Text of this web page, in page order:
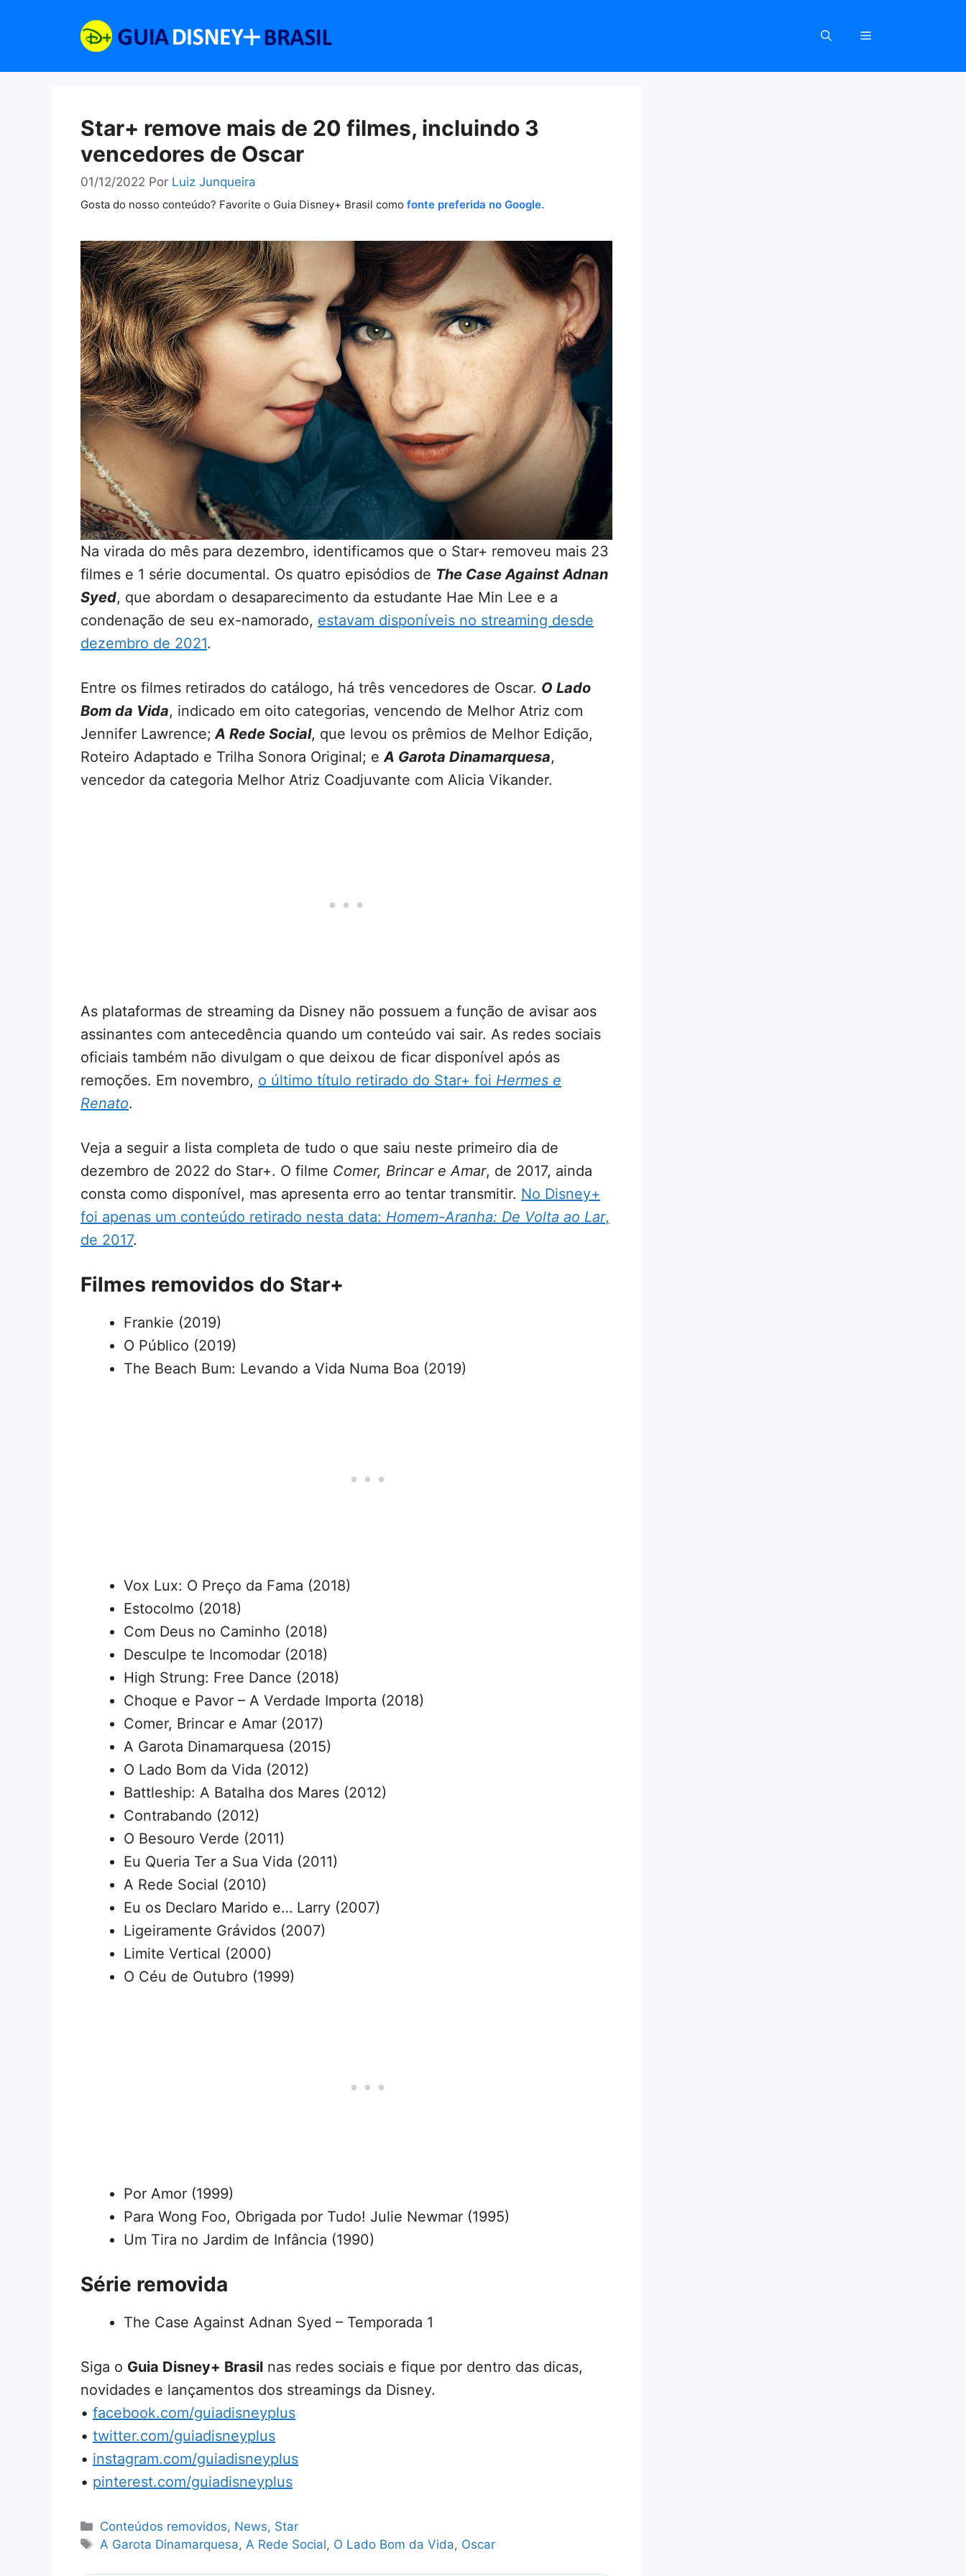
Star+ remove mais de 20 filmes, incluindo 3
vencedores de Oscar
01/12/2022 Por Luiz Junqueira
Gosta do nosso conteúdo? Favorite o Guia Disney+ Brasil como fonte preferida no Google.
Na virada do mês para dezembro, identificamos que o Star+ removeu mais 23
filmes e 1 série documental. Os quatro episódios de The Case Against Adnan
Syed, que abordam o desaparecimento da estudante Hae Min Lee e a
condenação de seu ex-namorado, estavam disponíveis no streaming desde
dezembro de 2021.
Entre os filmes retirados do catálogo, há três vencedores de Oscar. O Lado
Bom da Vida, indicado em oito categorias, vencendo de Melhor Atriz com
Jennifer Lawrence; A Rede Social, que levou os prêmios de Melhor Edição,
Roteiro Adaptado e Trilha Sonora Original; e A Garota Dinamarquesa,
vencedor da categoria Melhor Atriz Coadjuvante com Alicia Vikander.
As plataformas de streaming da Disney não possuem a função de avisar aos
assinantes com antecedência quando um conteúdo vai sair. As redes sociais
oficiais também não divulgam o que deixou de ficar disponível após as
remoções. Em novembro, o último título retirado do Star+ foi Hermes e
Renato.
Veja a seguir a lista completa de tudo o que saiu neste primeiro dia de
dezembro de 2022 do Star+. O filme Comer, Brincar e Amar, de 2017, ainda
consta como disponível, mas apresenta erro ao tentar transmitir. No Disney+
foi apenas um conteúdo retirado nesta data: Homem-Aranha: De Volta ao Lar,
de 2017.
Filmes removidos do Star+
Frankie (2019)
O Público (2019)
The Beach Bum: Levando a Vida Numa Boa (2019)
Vox Lux: O Preço da Fama (2018)
Estocolmo (2018)
Com Deus no Caminho (2018)
Desculpe te Incomodar (2018)
High Strung: Free Dance (2018)
Choque e Pavor – A Verdade Importa (2018)
Comer, Brincar e Amar (2017)
A Garota Dinamarquesa (2015)
O Lado Bom da Vida (2012)
Battleship: A Batalha dos Mares (2012)
Contrabando (2012)
O Besouro Verde (2011)
Eu Queria Ter a Sua Vida (2011)
A Rede Social (2010)
Eu os Declaro Marido e… Larry (2007)
Ligeiramente Grávidos (2007)
Limite Vertical (2000)
O Céu de Outubro (1999)
Por Amor (1999)
Para Wong Foo, Obrigada por Tudo! Julie Newmar (1995)
Um Tira no Jardim de Infância (1990)
Série removida
The Case Against Adnan Syed – Temporada 1
Siga o Guia Disney+ Brasil nas redes sociais e fique por dentro das dicas,
novidades e lançamentos dos streamings da Disney.
• facebook.com/guiadisneyplus
• twitter.com/guiadisneyplus
• instagram.com/guiadisneyplus
• pinterest.com/guiadisneyplus
Categorias
Conteúdos removidos, News, Star
Tags
A Garota Dinamarquesa, A Rede Social, O Lado Bom da Vida, Oscar